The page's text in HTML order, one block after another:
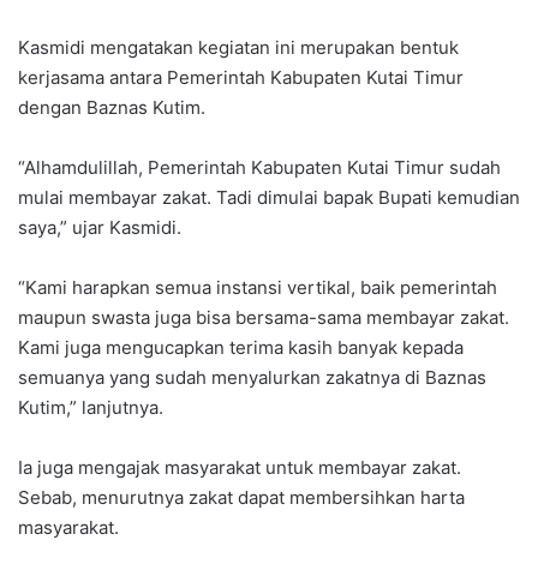
Kasmidi mengatakan kegiatan ini merupakan bentuk
kerjasama antara Pemerintah Kabupaten Kutai Timur
dengan Baznas Kutim.
“Alhamdulillah, Pemerintah Kabupaten Kutai Timur sudah
mulai membayar zakat. Tadi dimulai bapak Bupati kemudian
saya,” ujar Kasmidi.
“Kami harapkan semua instansi vertikal, baik pemerintah
maupun swasta juga bisa bersama-sama membayar zakat.
Kami juga mengucapkan terima kasih banyak kepada
semuanya yang sudah menyalurkan zakatnya di Baznas
Kutim,” lanjutnya.
Ia juga mengajak masyarakat untuk membayar zakat.
Sebab, menurutnya zakat dapat membersihkan harta
masyarakat.